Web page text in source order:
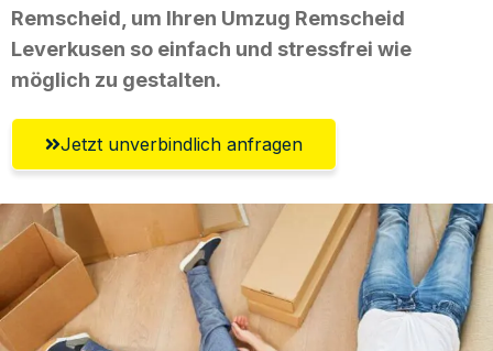
Remscheid, um Ihren Umzug Remscheid
Leverkusen so einfach und stressfrei wie
möglich zu gestalten.
Jetzt unverbindlich anfragen